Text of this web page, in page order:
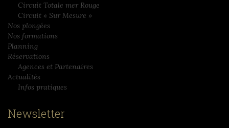
Circuit Totale mer Rouge
Circuit « Sur Mesure »
Nos plongées
Nos formations
Planning
Réservations
Agences et Partenaires
Actualités
Infos pratiques
Newsletter